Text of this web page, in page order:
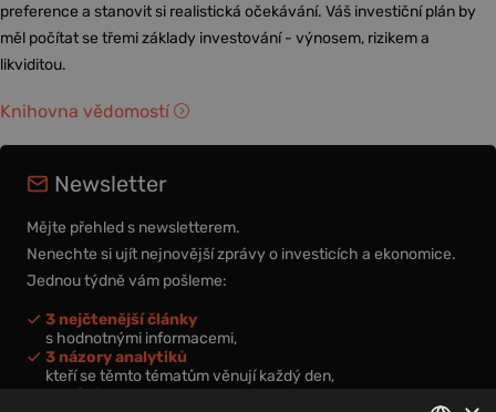
preference a stanovit si realistická očekávání. Váš investiční plán by
měl počítat se třemi základy investování - výnosem, rizikem a
likviditou.
Knihovna vědomostí
Newsletter
Mějte přehled s newsletterem.
Nenechte si ujít nejnovější zprávy o investicích a ekonomice.
Jednou týdně vám pošleme:
3 nejčtenější články
s hodnotnými informacemi,
3 názory analytiků
kteří se těmto tématům věnují každý den,
nová videa a podcasty